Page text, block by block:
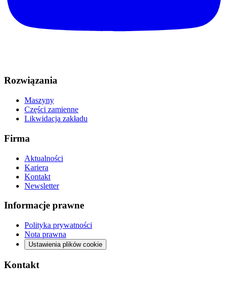
Rozwiązania
Maszyny
Części zamienne
Likwidacja zakładu
Firma
Aktualności
Kariera
Kontakt
Newsletter
Informacje prawne
Polityka prywatności
Nota prawna
Ustawienia plików cookie
Kontakt